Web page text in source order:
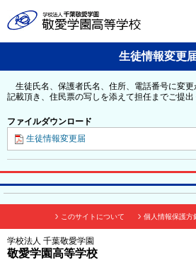
生徒情報変更
生徒氏名、保護者氏名、住所、電話番号に変
記載頂き、住民票の写しを添えて担任までご提出
ファイルダウンロード
生徒情報変更届
このサイトについて 個人情報保護方
学校法人 千葉敬愛学園
敬愛学園高等学校